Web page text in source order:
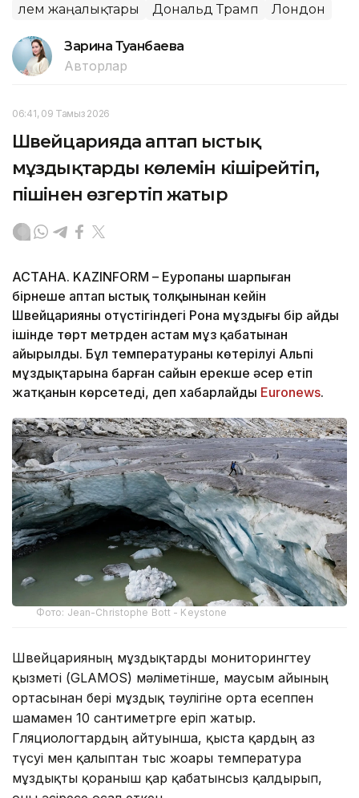
Әлем жаңалықтары Дональд Трамп Лондон
Зарина Туғанбаева
Авторлар
06:41, 09 Тамыз 2026
Швейцарияда аптап ыстық
мұздықтардың көлемін кішірейтіп,
пішінен өзгертіп жатыр
АСТАНА. KAZINFORM – Еуропаны шарпыған
бірнеше аптап ыстық толқынынан кейін
Швейцарияның оңтүстігіндегі Рона мұздығы бір айдың
ішінде төрт метрден астам мұз қабатынан
айырылды. Бұл температураның көтерілуі Альпі
мұздықтарына барған сайын ерекше әсер етіп
жатқанын көрсетеді, деп хабарлайды Еuronews.
Фото: Jean-Christophe Bott - Keystone
Швейцарияның мұздықтарды мониторингтеу
қызметі (GLAMOS) мәліметінше, маусым айының
ортасынан бері мұздық тәулігіне орта есеппен
шамамен 10 сантиметрге еріп жатыр.
Гляциологтардың айтуынша, қыста қардың аз
түсуі мен қалыптан тыс жоғары температура
мұздықты қорғаныш қар қабатынсыз қалдырып,